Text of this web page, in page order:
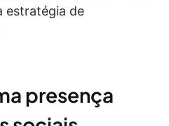
estratégia de
presença